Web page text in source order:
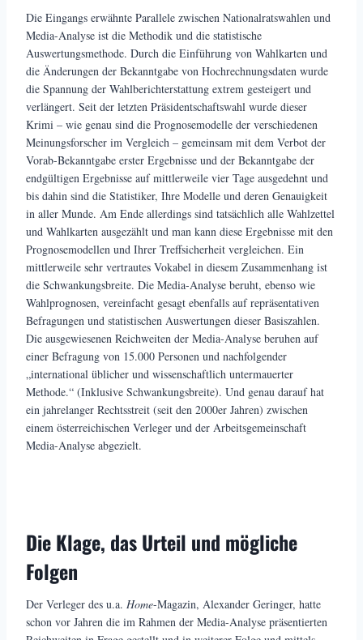
Die Eingangs erwähnte Parallele zwischen Nationalratswahlen und
Media-Analyse ist die Methodik und die statistische
Auswertungsmethode. Durch die Einführung von Wahlkarten und
die Änderungen der Bekanntgabe von Hochrechnungsdaten wurde
die Spannung der Wahlberichterstattung extrem gesteigert und
verlängert. Seit der letzten Präsidentschaftswahl wurde dieser
Krimi – wie genau sind die Prognosemodelle der verschiedenen
Meinungsforscher im Vergleich – gemeinsam mit dem Verbot der
Vorab-Bekanntgabe erster Ergebnisse und der Bekanntgabe der
endgültigen Ergebnisse auf mittlerweile vier Tage ausgedehnt und
bis dahin sind die Statistiker, Ihre Modelle und deren Genauigkeit
in aller Munde. Am Ende allerdings sind tatsächlich alle Wahlzettel
und Wahlkarten ausgezählt und man kann diese Ergebnisse mit den
Prognosemodellen und Ihrer Treffsicherheit vergleichen. Ein
mittlerweile sehr vertrautes Vokabel in diesem Zusammenhang ist
die Schwankungsbreite. Die Media-Analyse beruht, ebenso wie
Wahlprognosen, vereinfacht gesagt ebenfalls auf repräsentativen
Befragungen und statistischen Auswertungen dieser Basiszahlen.
Die ausgewiesenen Reichweiten der Media-Analyse beruhen auf
einer Befragung von 15.000 Personen und nachfolgender
„international üblicher und wissenschaftlich untermauerter
Methode.“ (Inklusive Schwankungsbreite). Und genau darauf hat
ein jahrelanger Rechtsstreit (seit den 2000er Jahren) zwischen
einem österreichischen Verleger und der Arbeitsgemeinschaft
Media-Analyse abgezielt.
Die Klage, das Urteil und mögliche
Folgen
Der Verleger des u.a. Home-Magazin, Alexander Geringer, hatte
schon vor Jahren die im Rahmen der Media-Analyse präsentierten